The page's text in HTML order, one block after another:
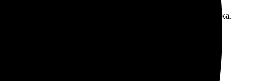
Оперативная обработка и быстрая доставка.